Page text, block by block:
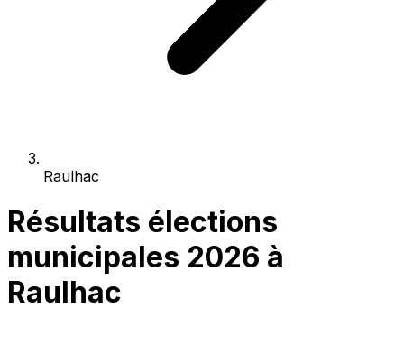
Raulhac
Résultats élections
municipales 2026 à
Raulhac